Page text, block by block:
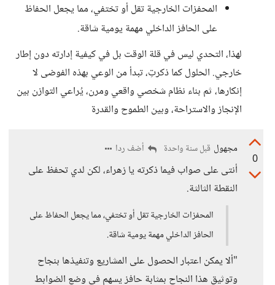
المحفزات الخارجية تقل أو تختفي، مما يجعل الحفاظ
على الحافز الداخلي مهمة يومية شاقة.
لهذا، التحدي ليس في قلة الوقت بل في كيفية إدارته دون إطار
خارجي. الحلول كما ذكرتِ، تبدأ من الوعي بهذه الفوضى لا
إنكارها، ثم بناء نظام شخصي واقعي ومرن، يُراعي التوازن بين
الإنجاز والاستراحة، وبين الطموح والقدرة
0
مجهول قبل سنة واحدة أضف ردا
أنتى على صواب فيما ذكرته يا زهراء، لكن لدي تحفظ على
النقطة الثالثة.
المحفزات الخارجية تقل أو تختفي، مما يجعل الحفاظ على
الحافز الداخلي مهمة يومية شاقة.
"ألا يمكن اعتبار الحصول على المشاريع وتنفيذها بنجاح
وتوثيق هذا النجاح بمثابة حافز يسهم في وضع الضوابط